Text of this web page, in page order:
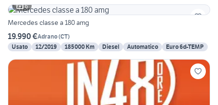
6
Mercedes classe a 180 amg
19.990 €Adrano(CT)
Usato
12/2019 185000 Km Diesel Automatico Euro 6d-TEMP